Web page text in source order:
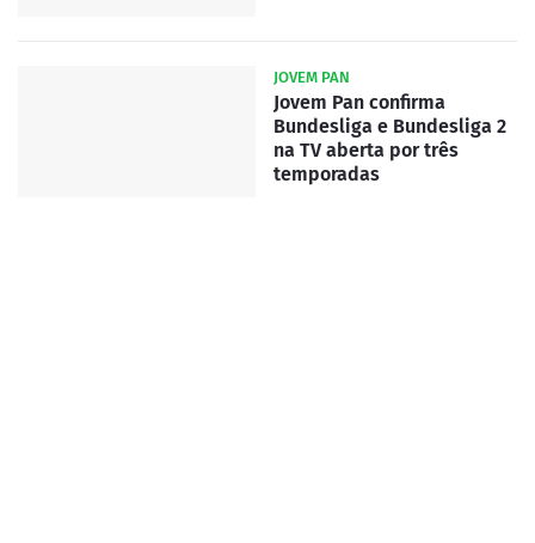
JOVEM PAN
Jovem Pan confirma
Bundesliga e Bundesliga 2
na TV aberta por três
temporadas